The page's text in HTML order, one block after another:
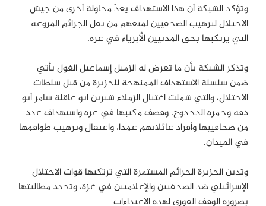
وتؤكد الشبكة أن هذا الاستهداف يعدّ محاولة أخرى من جيش
الاحتلال لترهيب الصحفيين لمنعهم من نقل الجرائم المروعة
التي يرتكبها بحق المدنيين الأبرياء في غزة.
وتذكر الشبكة بأن ما تعرض له الزميل إسماعيل الغول يأتي
ضمن سلسلة الاستهداف الممنهجة للجزيرة من قبل سلطات
الاحتلال، والتي شملت اغتيال الزملاء شيرين ابو عاقلة سامر أبو
دقة وحمزة الدحدوح، وقصف مكتبها في غزة واستهداف عدد
من صحافييها وأفراد عائلاتهم عمدا، واعتقال وترهيب طواقمها
في الميدان.
وتدين الجزيرة الجرائم المستمرة التي ترتكبها قوات الاحتلال
الإسرائيلي ضد الصحفيين والإعلاميين في غزة، وتجدد مطالبتها
بضرورة الوقف الفوري لهذه الاعتداءات.